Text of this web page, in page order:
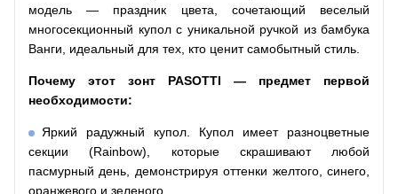
модель — праздник цвета, сочетающий веселый
многосекционный купол с уникальной ручкой из бамбука
Ванги, идеальный для тех, кто ценит самобытный стиль.
Почему этот зонт PASOTTI — предмет первой
необходимости:
Яркий радужный купол. Купол имеет разноцветные
секции (Rainbow), которые скрашивают любой
пасмурный день, демонстрируя оттенки желтого, синего,
оранжевого и зеленого.